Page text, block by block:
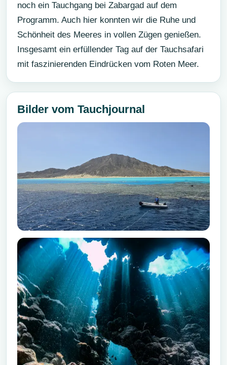
noch ein Tauchgang bei Zabargad auf dem
Programm. Auch hier konnten wir die Ruhe und
Schönheit des Meeres in vollen Zügen genießen.
Insgesamt ein erfüllender Tag auf der Tauchsafari
mit faszinierenden Eindrücken vom Roten Meer.
Bilder vom Tauchjournal